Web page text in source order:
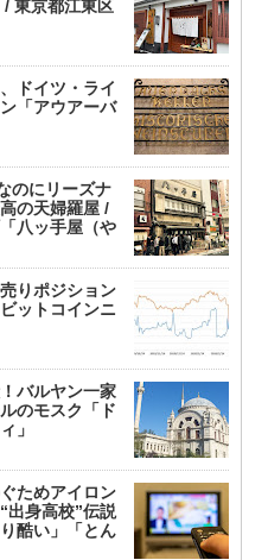
東京都江東区
ドイツ・ライ
「アウアーバ
のにリーズナ
の天婦羅屋 /
八ッ手屋（や
りポジション
ットコインニ
バルヤン一家
のモスク「ド
」
ためアイロン
出身高校”伝説
酷い」「とん